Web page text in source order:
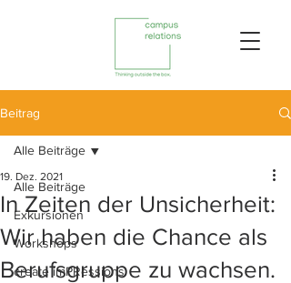
Beitrag
Alle Beiträge
Exkursionen
Workshops
create imPRessions
Alle Beiträge
In Zeiten der Unsicherheit:
Wir haben die Chance als
Berufsgruppe zu wachsen.
19. Dez. 2021